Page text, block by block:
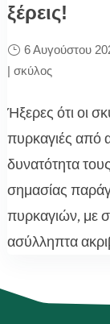
ξέρεις!
6 Αυγούστου
| σκύλος
Ήξερες ότι οι
πυρκαγιές από
δυνατότητα
σημασίας
πυρκαγιών, με
ασύλληπτα